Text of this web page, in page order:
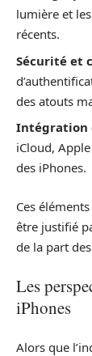
lumière et
récents.
Sécurité et
des atouts
Intégration
iCloud,
des iPhones.
Ces
être justifié
de la part
Les
iPhones
Alors que